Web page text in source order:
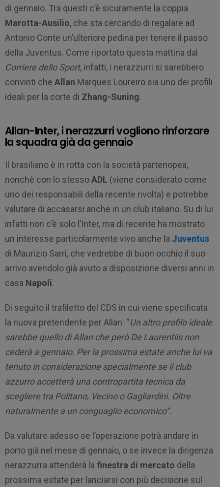
di gennaio. Tra questi c’è sicuramente la coppia
Marotta-Ausilio, che sta cercando di regalare ad
Antonio Conte un’ulteriore pedina per tenere il passo
della Juventus. Come riportato questa mattina dal
Corriere dello Sport, infatti, i nerazzurri si sarebbero
convinti che Allan Marques Loureiro sia uno dei profili
ideali per la corte di Zhang-Suning.
Allan-Inter, i nerazzurri vogliono rinforzare
la squadra già da gennaio
Il brasiliano è in rotta con la società partenopea,
nonchè con lo stessoADL (viene considerato come
uno dei responsabili della recente rivolta) e potrebbe
valutare di accasarsi anche in un club italiano. Su di lui
infatti non c’è solo l’Inter, ma di recente ha mostrato
un interesse particolarmente vivo anche la Juventus
di Maurizio Sarri, che vedrebbe di buon occhio il suo
arrivo avendolo già avuto a disposizione diversi anni in
casa Napoli.
Di seguito il trafiletto del CDS in cui viene specificata
la nuova pretendente per Allan: “Un altro profilo ideale
sarebbe quello di Allan che però De Laurentiis non
cederà a gennaio. Per la prossima estate anche lui va
tenuto in considerazione specialmente se il club
azzurro accetterà una contropartita tecnica da
scegliere tra Politano, Vecino o Gagliardini. Oltre
naturalmente a un conguaglio economico“.
Da valutare adesso se l’operazione potrà andare in
porto già nel mese di gennaio, o se invece la dirigenza
nerazzurra attenderà la finestra di mercato della
prossima estate per lanciarsi con più decisione sul